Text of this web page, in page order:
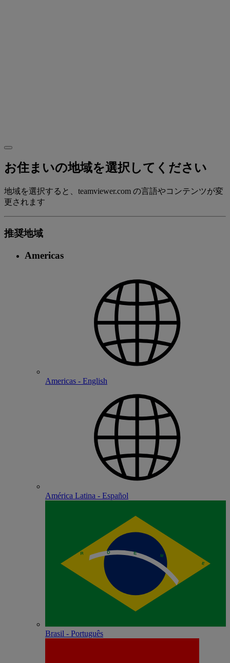
お住まいの地域を選択してください
地域を選択すると、teamviewer.com の言語やコンテンツが変
更されます
推奨地域
Americas
Americas - English
América Latina - Español
Brasil - Português